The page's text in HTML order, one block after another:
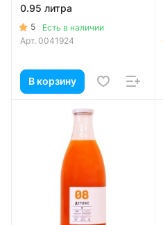
0.95 литра
5
Есть в наличии
Арт. 0041924
В корзину